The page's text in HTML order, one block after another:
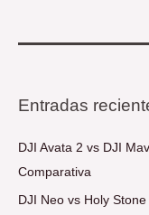
Entradas
DJI Avata 2 vs DJI
Comparativa
DJI Neo vs Holy